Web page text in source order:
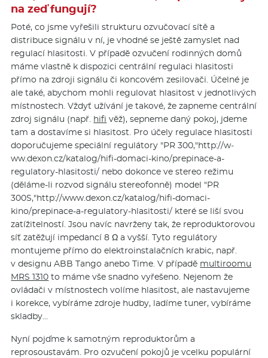
na zeď fungují?
Poté, co jsme vyřešili strukturu ozvučovací sítě a
distribuce signálu v ní, je vhodné se ještě zamyslet nad
regulací hlasitosti. V případě ozvučení rodinných domů
máme vlastně k dispozici centrální regulaci hlasitosti
přímo na zdroji signálu či koncovém zesilovači. Účelné je
ale také, abychom mohli regulovat hlasitost v jednotlivých
místnostech. Vždyť užívání je takové, že zapneme centrální
zdroj signálu (např. hifi věž), sepneme daný pokoj, jdeme
tam a dostavíme si hlasitost. Pro účely regulace hlasitosti
doporučujeme speciální regulátory "PR 300,"http://w­
ww.dexon.cz/ka­talog/hifi-domaci-kino/prepinace-a-
regulatory-hlasitosti/ nebo dokonce ve stereo režimu
(děláme-li rozvod signálu stereofonně) model "PR
300S,"http://­www.dexon.cz/ka­talog/hifi-domaci-
kino/prepinace-a-regulatory-hlasitosti/ které se liší svou
zatížitelností. Jsou navíc navrženy tak, že reproduktorovou
síť zatěžují impedancí 8 Ω a vyšší. Tyto regulátory
montujeme přímo do elektroinstalačních krabic, např.
v designu ABB Tango anebo Time. V případě multiroomu
MRS 1310 to máme vše snadno vyřešeno. Nejenom že
ovládači v místnostech volíme hlasitost, ale nastavujeme
i korekce, vybíráme zdroje hudby, ladíme tuner, vybíráme
skladby…
Nyní pojďme k samotným reproduktorům a
reprosoustavám. Pro ozvučení pokojů je vcelku populární